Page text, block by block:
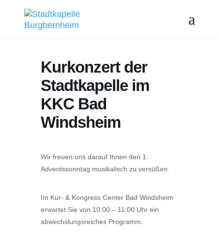
Kurkonzert der
Stadtkapelle im
KKC Bad
Windsheim
Wir freuen uns darauf Ihnen den 1.
Adventssonntag musikalisch zu versüßen.
Im Kur- & Kongress Center Bad Windsheim
erwartet Sie von 10:00 – 11:00 Uhr ein
abwechslungsreiches Programm.